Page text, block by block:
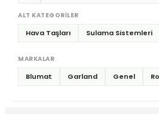
ALT KATEGORILER
Hava Taşları Sulama Sistemleri
MARKALAR
Blumat Garland Genel